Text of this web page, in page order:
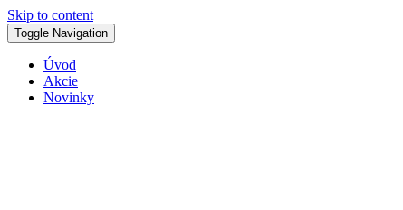
Skip to content
Toggle Navigation
Úvod
Akcie
Novinky